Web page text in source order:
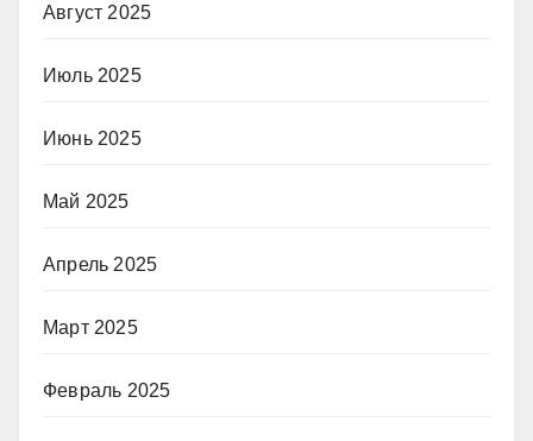
Август 2025
Июль 2025
Июнь 2025
Май 2025
Апрель 2025
Март 2025
Февраль 2025